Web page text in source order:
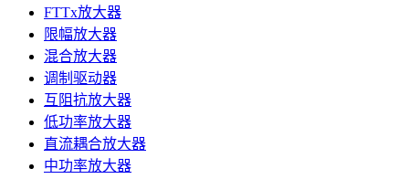
FTTx放大器
限幅放大器
混合放大器
调制驱动器
互阻抗放大器
低功率放大器
直流耦合放大器
中功率放大器